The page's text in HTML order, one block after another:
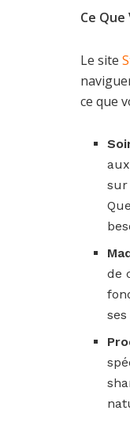
Ce
Le site
ce que
de